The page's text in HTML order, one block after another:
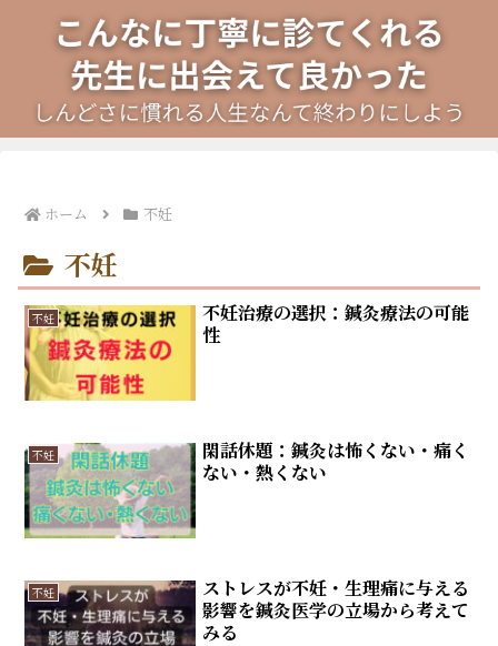
ホーム 不妊
不妊
不妊
不妊治療の選択：鍼灸療法の可能
性
不妊
閑話休題：鍼灸は怖くない・痛く
ない・熱くない
不妊
ストレスが不妊・生理痛に与える
影響を鍼灸医学の立場から考えて
みる